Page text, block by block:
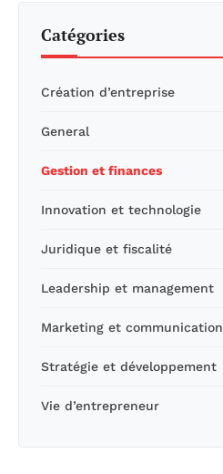
Catégories
Création d’entreprise
General
Gestion et finances
Innovation et technologie
Juridique et fiscalité
Leadership et management
Marketing et communication
Stratégie et développement
Vie d’entrepreneur